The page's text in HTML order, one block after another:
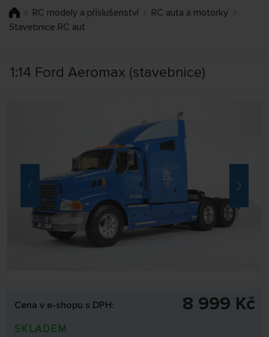
RC modely a příslušenství
RC auta a motorky
Stavebnice RC aut
1:14 Ford Aeromax (stavebnice)
Cena v e-shopu s DPH: 8 999 Kč
SKLADEM